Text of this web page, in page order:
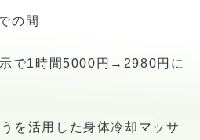
の間
で1時間5000円→2980円に
を活用した身体冷却マッサ